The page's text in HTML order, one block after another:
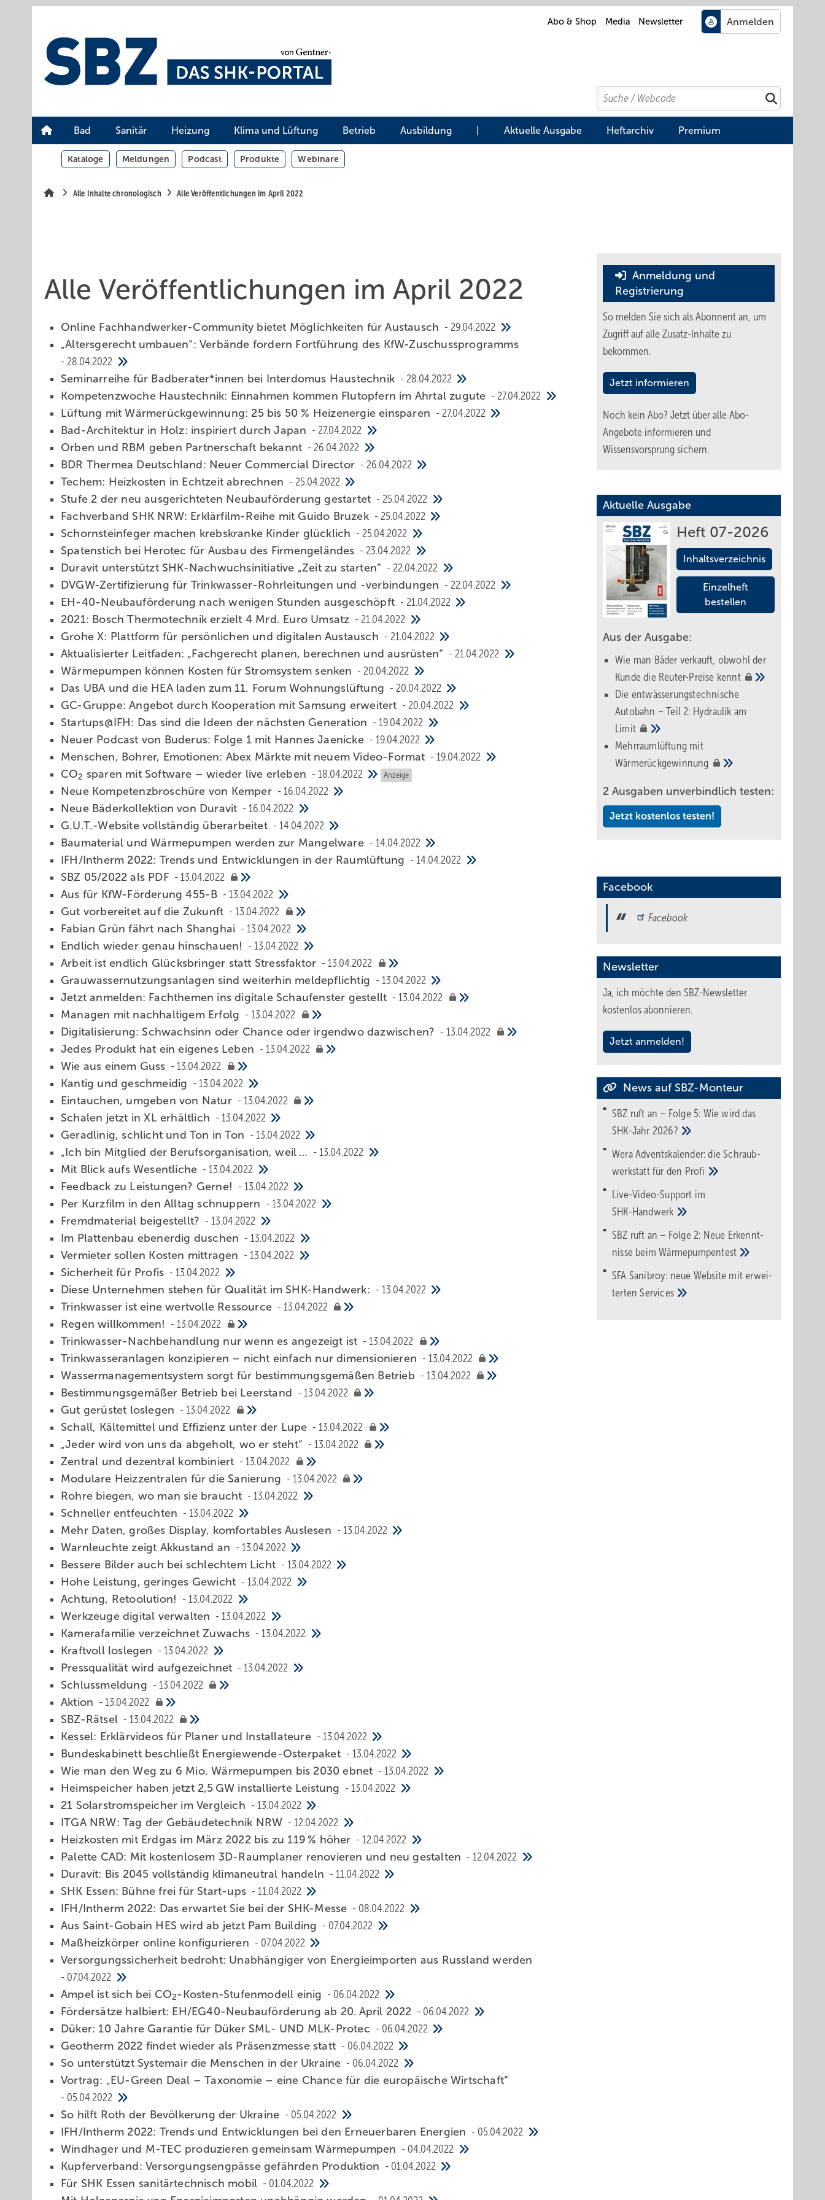
Abo & Shop Media Newsletter
Search
Suchen
Bad Sanitär Heizung Klima und Lüftung Betrieb Ausbildung Aktuelle Ausgabe Heftarchiv Premium
Kataloge Meldungen Podcast Produkte Webinare
Alle Inhalte chronologisch Alle Veröffentlichungen im April 2022
Alle Veröffentlichungen im April 2022
Online Fachhandwerker-Community bietet Möglichkeiten für Austausch
29.04.2022
„Altersgerecht umbauen“: Verbände fordern Fortführung des KfW-Zuschussprogramms
28.04.2022
Seminarreihe für Badberater*innen bei Interdomus Haustechnik
28.04.2022
Kompetenzwoche Haustechnik: Einnahmen kommen Flutopfern im Ahrtal zugute
27.04.2022
Lüftung mit Wärmerückgewinnung: 25 bis 50 % Heizenergie einsparen
27.04.2022
Bad-Architektur in Holz: inspiriert durch Japan
27.04.2022
Orben und RBM geben Partnerschaft bekannt
26.04.2022
BDR Thermea Deutschland: Neuer Commercial Director
26.04.2022
Techem: Heizkosten in Echtzeit abrechnen
25.04.2022
Stufe 2 der neu ausgerichteten Neubauförderung gestartet
25.04.2022
Fachverband SHK NRW: Erklärfilm-Reihe mit Guido Bruzek
25.04.2022
Schornsteinfeger machen krebskranke Kinder glücklich
25.04.2022
Spatenstich bei Herotec für Ausbau des Firmengeländes
23.04.2022
Duravit unterstützt SHK-Nachwuchsinitiative „Zeit zu starten“
22.04.2022
DVGW-Zertifizierung für Trinkwasser-Rohrleitungen und -verbindungen
22.04.2022
EH-40-Neubauförderung nach wenigen Stunden ausgeschöpft
21.04.2022
2021: Bosch Thermotechnik erzielt 4 Mrd. Euro Umsatz
21.04.2022
Grohe X: Plattform für persönlichen und digitalen Austausch
21.04.2022
Aktualisierter Leitfaden: „Fachgerecht planen, berechnen und ausrüsten“
21.04.2022
Wärmepumpen können Kosten für Stromsystem senken
20.04.2022
Das UBA und die HEA laden zum 11. Forum Wohnungslüftung
20.04.2022
GC-Gruppe: Angebot durch Kooperation mit Samsung erweitert
20.04.2022
Startups@IFH: Das sind die Ideen der nächsten Generation
19.04.2022
Neuer Podcast von Buderus: Folge 1 mit Hannes Jaenicke
19.04.2022
Menschen, Bohrer, Emotionen: Abex Märkte mit neuem Video-Format
19.04.2022
CO2 sparen mit Software – wieder live erleben 18.04.2022 Anzeige
Neue Kompetenzbroschüre von Kemper
16.04.2022
Neue Bäderkollektion von Duravit
16.04.2022
G.U.T.-Website vollständig überarbeitet
14.04.2022
Baumaterial und Wärmepumpen werden zur Mangelware
14.04.2022
IFH/Intherm 2022: Trends und Entwicklungen in der Raumlüftung
14.04.2022
SBZ 05/2022 als PDF
13.04.2022
Aus für KfW-Förderung 455-B
13.04.2022
Gut vorbereitet auf die Zukunft
13.04.2022
Fabian Grün fährt nach Shanghai
13.04.2022
Endlic h w ieder genau hinschauen!
13.04.2022
Arbeit ist endlich Glücksbringer statt Stressfaktor
13.04.2022
Grauwassernutzungsanlagen sind weiterhin meldepflichtig
13.04.2022
Jetzt anmelden: Fachthemen ins digitale Schaufenster gestellt
13.04.2022
Managen mit nachhaltigem Erfolg
13.04.2022
Digitalisierung: Schwachsi nn oder Chance oder irgendwo dazwischen?
13.04.2022
Jedes Produkt hat ein eigenes Leben
13.04.2022
Wie aus einem Guss
13.04.2022
Kantig u nd geschmeidig
13.04.2022
Eintauchen, umgeben von Natur
13.04.2022
Schalen jetzt in XL erhältlich
13.04.2022
Geradlinig, schlicht und Ton in Ton
13.04.2022
„Ich bin Mitglied der Berufsorganisation, weil …
13.04.2022
Mit Blick aufs Wesentliche
13.04.2022
Feedback zu Leistungen? Gerne!
13.04.2022
Per Kurzfilm in den Alltag schnuppern
13.04.2022
Fremdmaterial beigestellt?
13.04.2022
Im Pla ttenbau ebenerdig duschen
13.04.2022
Vermieter sollen Kosten mittragen
13.04.2022
S icherheit für Profis
13.04.2022
Diese Unternehmen stehen für Qualität im SHK-Handwerk:
13.04.2022
Trinkwasser ist eine wertvolle Ressource
13.04.2022
Regen willkommen!
13.04.2022
Trinkwasser-Nachbehandlung nur wenn es angezeigt ist
13.04.2022
Trinkwasseranlagen konzipieren – nicht einfach nur dimensionieren
13.04.2022
Wassermanagementsystem sorgt für bestimmungsgemäßen Betrieb
13.04.2022
Bestimmungsgemäßer Betrieb bei Leerstand
13.04.2022
Gut gerüstet loslegen
13.04.2022
Schall, Kältemittel und Effizienz unter der Lupe
13.04.2022
„Jeder wird von uns da abgeholt, wo er steht“
13.04.2022
Zentral und dezentral kombiniert
13.04.2022
Modulare Heizzentralen für die Sanierung
13.04.2022
Rohre biegen, wo man sie braucht
13.04.2022
Schneller entfeuchten
13.04.2022
Mehr Daten, großes Display, komfortables Auslesen
13.04.2022
Warnleuchte zeigt Akkustand an
13.04.2022
Bessere Bilder auch bei schlechtem Licht
13.04.2022
Hohe Leistung, geringes Gewicht
13.04.2022
Achtung, Retoolution!
13.04.2022
Werkzeuge dig ital verwalten
13.04.2022
Kamerafamilie verzeichnet Zuwachs
13.04.2022
Kraftvoll loslegen
13.04.2022
Pressqualität wird aufgezeichnet
13.04.2022
Schlussmeldung
13.04.2022
Aktion
13.04.2022
SBZ-Rätsel
13.04.2022
Kessel: Erklärvideos für Planer und Installateure
13.04.2022
Bundeskabinett beschließt Energiewende-Osterpaket
13.04.2022
Wie man den Weg zu 6 Mio. Wärmepumpen bis 2030 ebnet
13.04.2022
Heimspeicher haben jetzt 2,5 GW installierte Leistung
13.04.2022
21 Solarstromspeicher im Vergleich
13.04.2022
ITGA NRW: Tag der Gebäudetechnik NRW
12.04.2022
Heizkosten mit Erdgas im März 2022 bis zu 119 % höher
12.04.2022
Palette CAD: Mit kostenlosem 3D-Raumplaner renovieren und neu gestalten
12.04.2022
Duravit: Bis 2045 vollständig klimaneutral handeln
11.04.2022
SHK Essen: Bühne frei für Start-ups
11.04.2022
IFH/Intherm 2022: Das erwartet Sie bei der SHK-Messe
08.04.2022
Aus Saint-Gobain HES wird ab jetzt Pam Building
07.04.2022
Maßheizkörper online konfigurieren
07.04.2022
Versorgungssicherheit bedroht: Unabhängiger von Energieimporten aus Russland werden
07.04.2022
Ampel ist sich bei CO2-Kosten-Stufenmodell einig
06.04.2022
Fördersätze halbiert: EH/EG40-Neubauförderung ab 20. April 2022
06.04.2022
Düker: 10 Jahre Garantie für Düker SML- UND MLK-Protec
06.04.2022
Geotherm 2022 findet wieder als Präsenzmesse statt
06.04.2022
So unterstützt Systemair die Menschen in der Ukraine
06.04.2022
Vortrag: „EU-Green Deal – Taxonomie – eine Chance für die europäische Wirtschaft“
05.04.2022
So hilft Roth der Bevölkerung der Ukraine
05.04.2022
IFH/Intherm 2022: Trends und Entwicklungen bei den Erneuerbaren Energien
05.04.2022
Windhager und M-TEC produzieren gemeinsam Wärmepumpen
04.04.2022
Kupferverband: Versorgungsengpässe gefährden Produktion
01.04.2022
Für SHK Essen sanitärtechnisch mobil
01.04.2022
Anmeldung und
Registrierung
So melden Sie sich als Abonnent an, um
Zugriff auf alle Zusatz-Inhalte zu
bekommen.
Jetzt informieren
Noch kein Abo? Jetzt über alle Abo-
Angebote informieren und
Wissensvorsprung sichern.
Aktuelle Ausgabe
Heft 07-2026
Inhaltsverzeichnis
Einzelheft
bestellen
Aus der Ausgabe:
Wie man Bäder verkauft, obwohl der
Kunde die Reuter-Preise kennt
Die entwässerungstechnische
Autobahn – Teil 2: Hydraulik am
Limit
Mehrraumlüftung mit
Wärmerückgewinnung
2 Ausgaben unverbindlich testen:
Jetzt kostenlos testen!
Facebook
Facebook
Newsletter
Ja, ich möchte den SBZ-Newsletter
kostenlos abonnieren.
Jetzt anmelden!
News auf SBZ-Monteur
SBZ ruft an – Folge 5: Wie wird das
SHK-Jahr 2026?
Wera Adventskalender: die Schraub­
werk­statt für den Pro­fi
Live-Video-Support im
SHK-Handwerk
SBZ ruft an – Folge 2: Neue Erkennt­
nisse beimWärme­pumpen­test
SFA Sanibroy: neue Web­site mit erwei­
tertenServices